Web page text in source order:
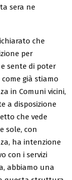
sera ne
che
per
sente di poter
già stiamo
in Comuni vicini,
a disposizione
che vede
sole, con
ha intenzione
con i servizi
abbiamo una